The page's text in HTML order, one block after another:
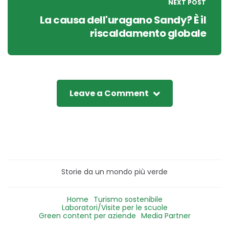
NEXT POST
La causa dell'uragano Sandy? È il
riscaldamento globale
Leave a Comment
Storie da un mondo più verde
Home Turismo sostenibile
Laboratori/Visite per le scuole
Green content per aziende Media Partner